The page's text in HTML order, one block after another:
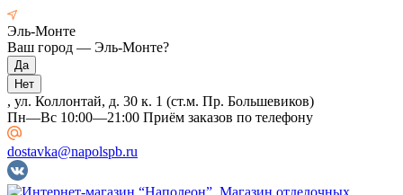
Эль-Монте
Ваш город — Эль-Монте?
, ул. Коллонтай, д. 30 к. 1 (ст.м. Пр. Большевиков)
Пн—Вс 10:00—21:00 Приём заказов по телефону
dostavka@napolspb.ru